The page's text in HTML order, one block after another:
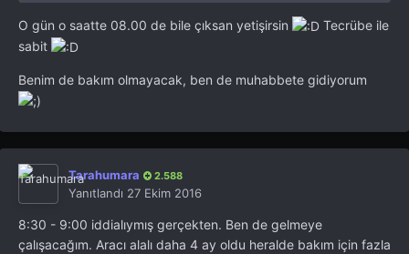
O gün o saatte 08.00 de bile çıksan yetişirsin
Tecrübe ile
sabit
Benim de bakım olmayacak, ben de muhabbete gidiyorum
Tarahumara 2.588
Yanıtlandı 27 Ekim 2016
8:30 - 9:00 iddialıymış gerçekten. Ben de gelmeye
çalışacağım. Aracı alalı daha 4 ay oldu heralde bakım için fazla